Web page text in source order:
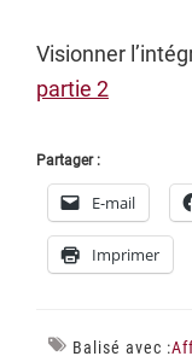
Visionner
partie 2
Partager :
E-mail
Imprimer
Balisé avec :